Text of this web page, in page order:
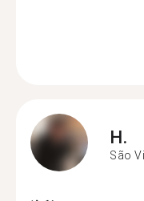
H.
São